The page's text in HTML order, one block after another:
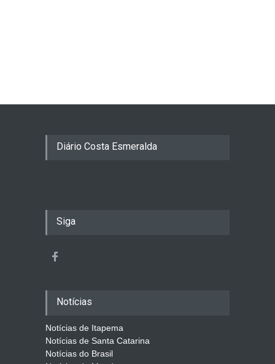
Diário Costa Esmeralda
Siga
Notícias
Notícias de Itapema
Notícias de Santa Catarina
Notícias do Brasil